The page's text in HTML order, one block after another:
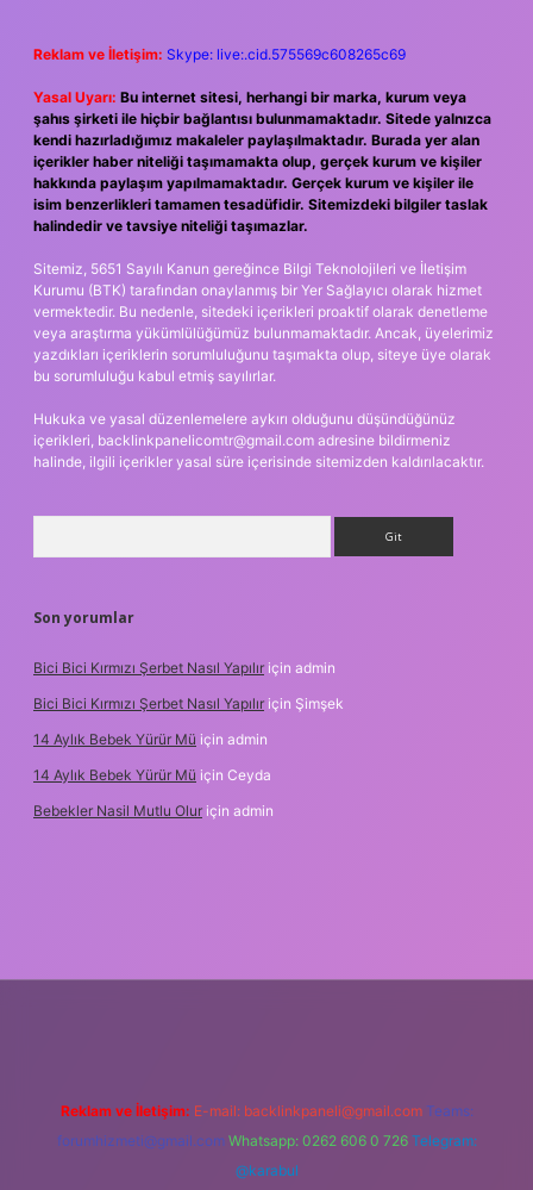
Reklam ve İletişim: Skype: live:.cid.575569c608265c69
Yasal Uyarı: Bu internet sitesi, herhangi bir marka, kurum veya
şahıs şirketi ile hiçbir bağlantısı bulunmamaktadır. Sitede yalnızca
kendi hazırladığımız makaleler paylaşılmaktadır. Burada yer alan
içerikler haber niteliği taşımamakta olup, gerçek kurum ve kişiler
hakkında paylaşım yapılmamaktadır. Gerçek kurum ve kişiler ile
isim benzerlikleri tamamen tesadüfidir. Sitemizdeki bilgiler taslak
halindedir ve tavsiye niteliği taşımazlar.
Sitemiz, 5651 Sayılı Kanun gereğince Bilgi Teknolojileri ve İletişim
Kurumu (BTK) tarafından onaylanmış bir Yer Sağlayıcı olarak hizmet
vermektedir. Bu nedenle, sitedeki içerikleri proaktif olarak denetleme
veya araştırma yükümlülüğümüz bulunmamaktadır. Ancak, üyelerimiz
yazdıkları içeriklerin sorumluluğunu taşımakta olup, siteye üye olarak
bu sorumluluğu kabul etmiş sayılırlar.
Hukuka ve yasal düzenlemelere aykırı olduğunu düşündüğünüz
içerikleri, backlinkpanelicomtr@gmail.com adresine bildirmeniz
halinde, ilgili içerikler yasal süre içerisinde sitemizden kaldırılacaktır.
Son yorumlar
Bici Bici Kırmızı Şerbet Nasıl Yapılır için admin
Bici Bici Kırmızı Şerbet Nasıl Yapılır için Şimşek
14 Aylık Bebek Yürür Mü için admin
14 Aylık Bebek Yürür Mü için Ceyda
Bebekler Nasil Mutlu Olur için admin
Reklam ve İletişim: E-mail: backlinkpaneli@gmail.com Teams:
forumhizmeti@gmail.com Whatsapp: 0262 606 0 726 Telegram:
@karabul